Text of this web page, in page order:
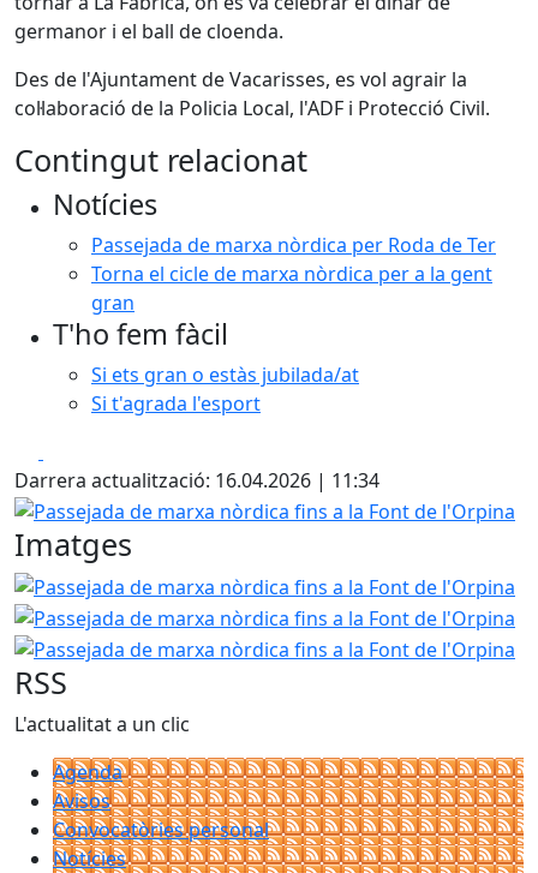
germanor i el ball de cloenda.
Des de l'Ajuntament de Vacarisses, es vol agrair la
col·laboració de la Policia Local, l'ADF i Protecció Civil.
Contingut relacionat
Notícies
Passejada de marxa nòrdica per Roda de Ter
Torna el cicle de marxa nòrdica per a la gent
gran
T'ho fem fàcil
Si ets gran o estàs jubilada/at
Si t'agrada l'esport
Darrera actualització: 16.04.2026 | 11:34
Passejada de marxa nòrdica fins a la Font de l'Orpina
Imatges
Passejada de marxa nòrdica fins a la Font de l'Orpina
RSS
L'actualitat a un clic
Agenda
Avisos
Convocatòries personal
Notícies